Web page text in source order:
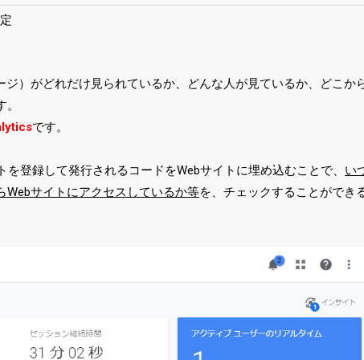
）がどれだけ見られているか、どんな人が見ているか、どこか
です。
登録して発行されるコードをWebサイトに埋め込むことで、 い
Webサイトにアクセスしているか等を、チェックすることができ